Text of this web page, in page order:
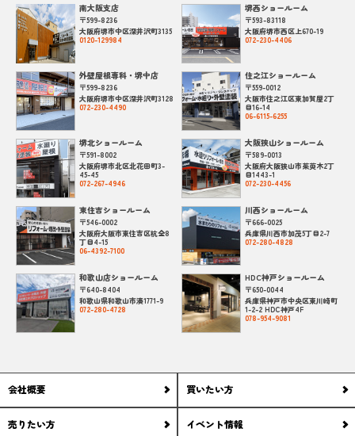
南大阪支店
〒599-8236
大阪府堺市中区深井沢町3135
0120-129984
外壁屋根専科・堺中店
〒599-8236
大阪府堺市中区深井沢町3128
072-230-4490
堺北ショールーム
〒591-8002
大阪府堺市北区北花田町3-
45-45
072-267-4946
東住吉ショールーム
〒546-0002
大阪府大阪市東住吉区杭全8
丁目4-15
06-4392-7100
和歌山店ショールーム
〒640-8404
和歌山県和歌山市湊1771-9
072-280-4728
堺西ショールーム
〒593-83118
大阪府堺市西区上670-19
072-230-4406
住之江ショールーム
〒559-0012
大阪市住之江区東加賀屋2丁
目16-14
06-6115-6255
大阪狭山ショールーム
〒589-0013
大阪府大阪狭山市茱萸木2丁
目1443-1
072-230-4456
川西ショールーム
〒666-0025
兵庫県川西市加茂5丁目2-7
072-280-4828
HDC神戸ショールーム
〒650-0044
兵庫県神戸市中央区東川崎町
1-2-2 HDC神戸4F
078-954-9081
会社概要 買いたい方
売りたい方 イベント情報